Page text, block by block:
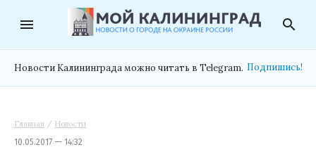
menu search
Новости Калининграда можно читать в Telegram. Подпишись!
Главная / Новости
10.05.2017 — 14:32